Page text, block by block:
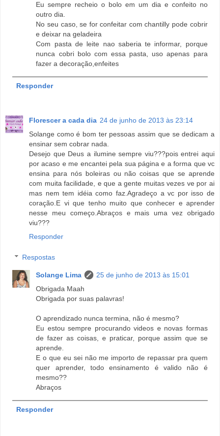
Eu sempre recheio o bolo em um dia e confeito no
outro dia.
No seu caso, se for confeitar com chantilly pode cobrir
e deixar na geladeira
Com pasta de leite nao saberia te informar, porque
nunca cobri bolo com essa pasta, uso apenas para
fazer a decoração,enfeites
Responder
Florescer a cada dia 24 de junho de 2013 às 23:14
Solange como é bom ter pessoas assim que se dedicam a
ensinar sem cobrar nada.
Desejo que Deus a ilumine sempre viu???pois entrei aqui
por acaso e me encantei pela sua página e a forma que vc
ensina para nós boleiras ou não coisas que se aprende
com muita facilidade, e que a gente muitas vezes ve por ai
mas nem tem idéia como faz.Agradeço a vc por isso de
coração.E vi que tenho muito que conhecer e aprender
nesse meu começo.Abraços e mais uma vez obrigado
viu???
Responder
Respostas
Solange Lima
25 de junho de 2013 às 15:01
Obrigada Maah
Obrigada por suas palavras!
O aprendizado nunca termina, não é mesmo?
Eu estou sempre procurando videos e novas formas
de fazer as coisas, e praticar, porque assim que se
aprende.
E o que eu sei não me importo de repassar pra quem
quer aprender, todo ensinamento é valido não é
mesmo??
Abraços
Responder